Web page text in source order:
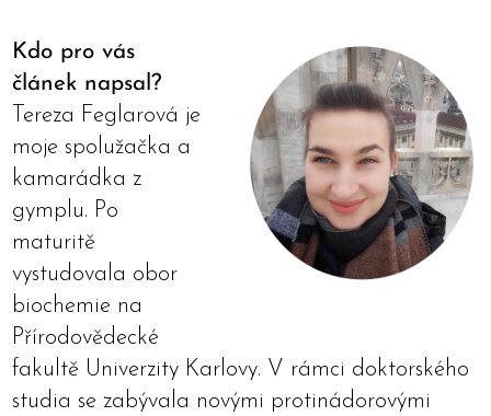
Kdo pro vás
článek napsal?
Tereza Feglarová je
moje spolužačka a
kamarádka z
gymplu. Po
maturitě
vystudovala obor
biochemie na
Přírodovědecké
fakultě Univerzity Karlovy. V rámci doktorského
studia se zabývala novými protinádorovými